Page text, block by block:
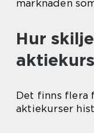
marknaden
Hur
Det finns flera
aktiekurser